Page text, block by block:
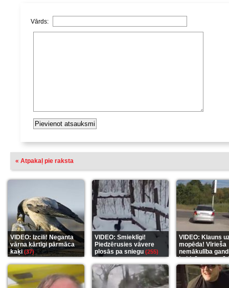
Vārds:
« Atpakaļ pie raksta
VIDEO: Izcili! Neganta
vārna kārtīgi pārmāca
kaķi(37)
VIDEO: Smieklīgi!
Piedzērusies vāvere
plosās pa sniegu (255)
VIDEO: Klauns
mopēda! Vīrieša
nemākulība
beidzās ar
(289)